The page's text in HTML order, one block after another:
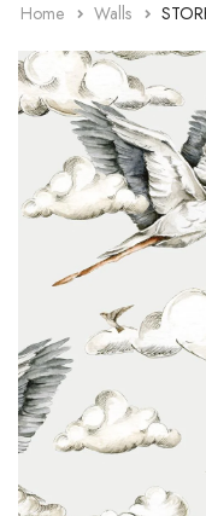
Home Walls
Acessórios
Tapetes & Alcatifas
Decorações